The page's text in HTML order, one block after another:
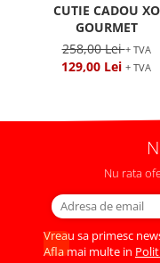
CUTIE CADOU XO
GOURMET
258,00 Lei+ TVA
129,00 Lei + TVA
Nu rata
Vreau sa primesc
Afla mai multe in